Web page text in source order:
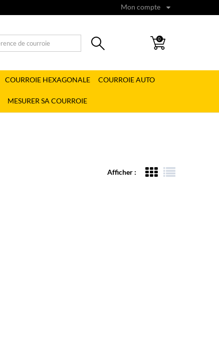
Mon compte
0
COURROIE HEXAGONALE COURROIE AUTO
MESURER SA COURROIE
Afficher :